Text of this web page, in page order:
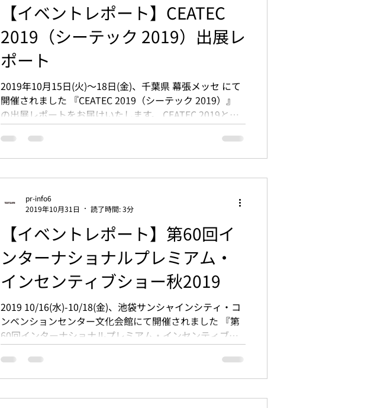
【イベントレポート】CEATEC
2019（シーテック 2019）出展レ
ポート
2019年10月15日(火)～18日(金)、千葉県 幕張メッセ にて
開催されました 『CEATEC 2019（シーテック 2019）』
の出展レポートをお届けいたします。 CEATEC 2019と
は、毎年10月に幕張メッセで開催されるアジア最大級規
模のIT技術とエレクトロニ...
【イベントレポート】第60回イ
ンターナショナルプレミアム・
インセンティブショー秋2019
2019 10/16(水)-10/18(金)、池袋サンシャインシティ・コ
ンベンションセンター文化会館にて開催されました 『第
60回インターナショナルプレミアム・インセンティブシ
ョー秋2019』 の出展レポートをお届けいたします。...
pr-info6
2019年10月31日
読了時間: 3分